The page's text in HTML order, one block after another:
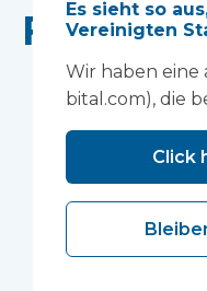
auf
Es sieht so
Vereinigten
Wir haben eine
bital.com), die
Click